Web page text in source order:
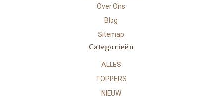
Over Ons
Blog
Sitemap
Categorieën
ALLES
TOPPERS
NIEUW